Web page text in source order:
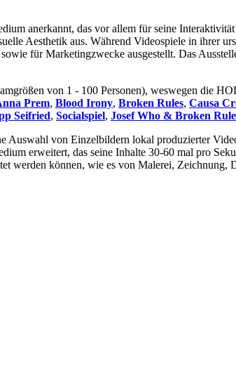
anerkannt, das vor allem für seine
Aesthetik aus. Während Videospiele in ihrer
für Marketingzwecke ausgestellt. Das
von 1 - 100 Personen), weswegen die
Prem, Blood Irony, Broken Rules, Causa
Seifried, Socialspiel, Josef Who & Broken
Auswahl von Einzelbildern lokal produzierter
erweitert, das seine Inhalte 30-60 mal pro
werden können, wie es von Malerei, Zeichnung,